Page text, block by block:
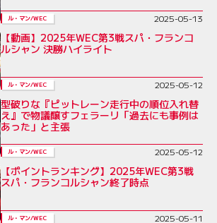
ル・マン/WEC 2025-05-13
【動画】2025年WEC第3戦スパ・フランコ
ルシャン 決勝ハイライト
ル・マン/WEC 2025-05-12
型破りな『ピットレーン走行中の順位入れ替
え』で物議醸すフェラーリ「過去にも事例は
あった」と主張
ル・マン/WEC 2025-05-12
【ポイントランキング】2025年WEC第3戦
スパ・フランコルシャン終了時点
ル・マン/WEC 2025-05-11